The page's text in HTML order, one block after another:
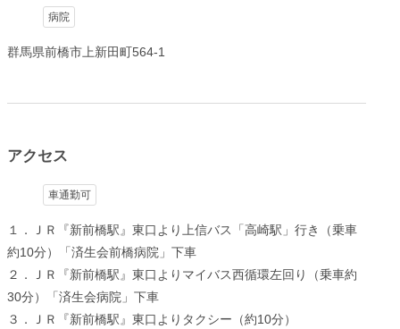
病院
群馬県前橋市上新田町564-1
アクセス
車通勤可
１．ＪＲ『新前橋駅』東口より上信バス「高崎駅」行き（乗車
約10分）「済生会前橋病院」下車
２．ＪＲ『新前橋駅』東口よりマイバス西循環左回り（乗車約
30分）「済生会病院」下車
３．ＪＲ『新前橋駅』東口よりタクシー（約10分）